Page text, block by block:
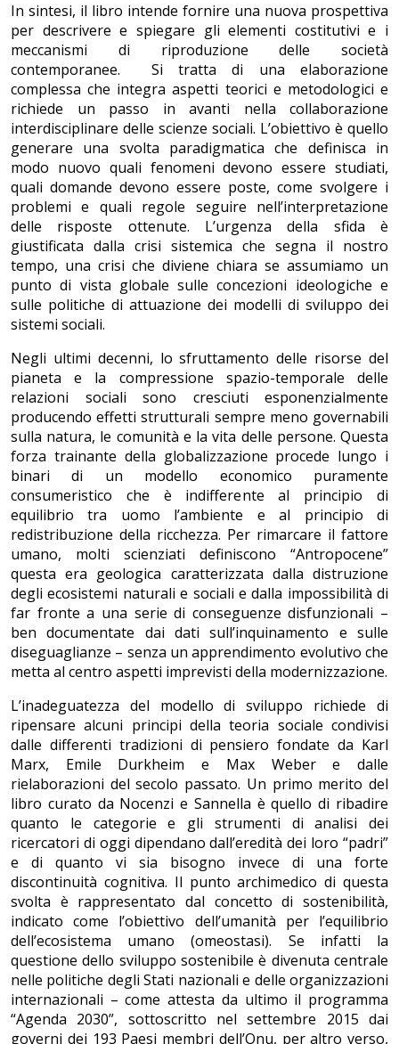
In sintesi, il libro intende fornire una nuova prospettiva
per descrivere e spiegare gli elementi costitutivi e i
meccanismi di riproduzione delle società
contemporanee. Si tratta di una elaborazione
complessa che integra aspetti teorici e metodologici e
richiede un passo in avanti nella collaborazione
interdisciplinare delle scienze sociali. L’obiettivo è quello
generare una svolta paradigmatica che definisca in
modo nuovo quali fenomeni devono essere studiati,
quali domande devono essere poste, come svolgere i
problemi e quali regole seguire nell’interpretazione
delle risposte ottenute. L’urgenza della sfida è
giustificata dalla crisi sistemica che segna il nostro
tempo, una crisi che diviene chiara se assumiamo un
punto di vista globale sulle concezioni ideologiche e
sulle politiche di attuazione dei modelli di sviluppo dei
sistemi sociali.
Negli ultimi decenni, lo sfruttamento delle risorse del
pianeta e la compressione spazio-temporale delle
relazioni sociali sono cresciuti esponenzialmente
producendo effetti strutturali sempre meno governabili
sulla natura, le comunità e la vita delle persone. Questa
forza trainante della globalizzazione procede lungo i
binari di un modello economico puramente
consumeristico che è indifferente al principio di
equilibrio tra uomo l’ambiente e al principio di
redistribuzione della ricchezza. Per rimarcare il fattore
umano, molti scienziati definiscono “Antropocene”
questa era geologica caratterizzata dalla distruzione
degli ecosistemi naturali e sociali e dalla impossibilità di
far fronte a una serie di conseguenze disfunzionali –
ben documentate dai dati sull’inquinamento e sulle
diseguaglianze – senza un apprendimento evolutivo che
metta al centro aspetti imprevisti della modernizzazione.
L’inadeguatezza del modello di sviluppo richiede di
ripensare alcuni principi della teoria sociale condivisi
dalle differenti tradizioni di pensiero fondate da Karl
Marx, Emile Durkheim e Max Weber e dalle
rielaborazioni del secolo passato. Un primo merito del
libro curato da Nocenzi e Sannella è quello di ribadire
quanto le categorie e gli strumenti di analisi dei
ricercatori di oggi dipendano dall’eredità dei loro “padri”
e di quanto vi sia bisogno invece di una forte
discontinuità cognitiva. Il punto archimedico di questa
svolta è rappresentato dal concetto di sostenibilità,
indicato come l’obiettivo dell’umanità per l’equilibrio
dell’ecosistema umano (omeostasi). Se infatti la
questione dello sviluppo sostenibile è divenuta centrale
nelle politiche degli Stati nazionali e delle organizzazioni
internazionali – come attesta da ultimo il programma
“Agenda 2030”, sottoscritto nel settembre 2015 dai
governi dei 193 Paesi membri dell’Onu, per altro verso,